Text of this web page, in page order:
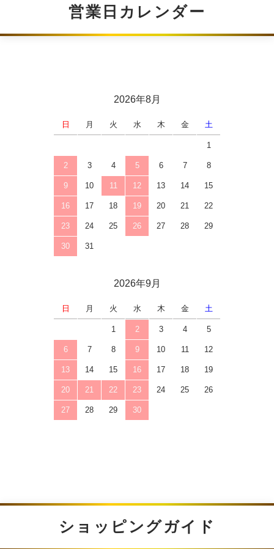
営業日カレンダー
2026年8月
日 月 火 水 木 金 土
1
2 3 4 5 6 7 8
9 10 11 12 13 14 15
16 17 18 19 20 21 22
23 24 25 26 27 28 29
30 31
2026年9月
日 月 火 水 木 金 土
1 2 3 4 5
6 7 8 9 10 11 12
13 14 15 16 17 18 19
20 21 22 23 24 25 26
27 28 29 30
ショッピングガイド